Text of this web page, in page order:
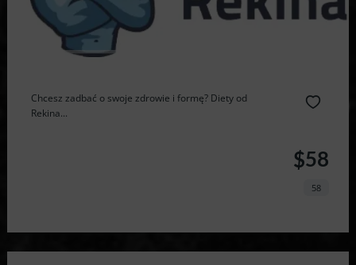
Chcesz zadbać o swoje zdrowie i formę? Diety od
Rekina...
$58
58